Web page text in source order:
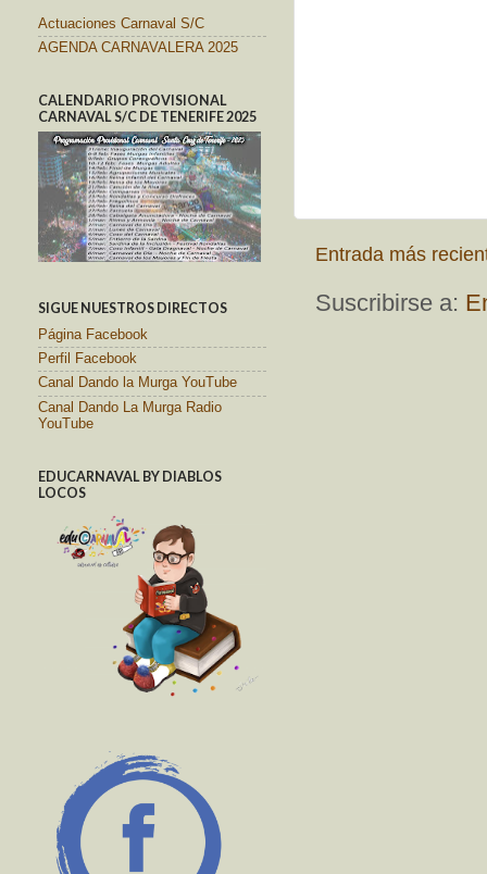
Entrada más
Suscribirse a:
Actuaciones Carnaval S/C
AGENDA CARNAVALERA 2025
CALENDARIO PROVISIONAL
CARNAVAL S/C DE TENERIFE 2025
SIGUE NUESTROS DIRECTOS
Página Facebook
Perfil Facebook
Canal Dando la Murga YouTube
Canal Dando La Murga Radio
YouTube
EDUCARNAVAL BY DIABLOS
LOCOS